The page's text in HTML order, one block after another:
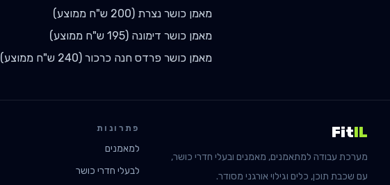
מאמן כושר נצרת (
200 ש"ח ממוצע)
מאמן כושר דימונה (
195 ש"ח ממוצע)
מאמן כושר פרדס חנה כרכור (
240 ש"ח ממוצע)
FitIL
מערכת עבודה למתאמנים, מאמנים ובעלי חדרי כושר,
עם שכבת תוכן, כלים וגילוי אורגני מסודר.
פתרונות
למאמנים
לבעלי חדרי כושר